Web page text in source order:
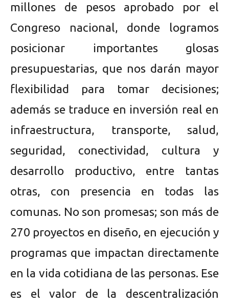
millones de pesos aprobado por el
Congreso nacional, donde logramos
posicionar importantes glosas
presupuestarias, que nos darán mayor
flexibilidad para tomar decisiones;
además se traduce en inversión real en
infraestructura, transporte, salud,
seguridad, conectividad, cultura y
desarrollo productivo, entre tantas
otras, con presencia en todas las
comunas. No son promesas; son más de
270 proyectos en diseño, en ejecución y
programas que impactan directamente
en la vida cotidiana de las personas. Ese
es el valor de la descentralización